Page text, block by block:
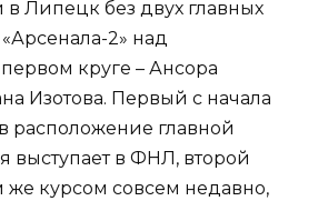
в Липецк без двух главных
2» над
круге – Ансора
Изотова. Первый с начала
расположение главной
выступает в ФНЛ, второй
же курсом совсем недавно,